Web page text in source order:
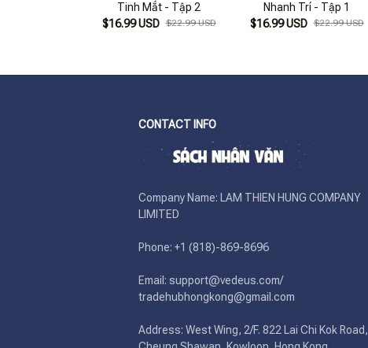
Tinh Mắt - Tập 2
$16.99 USD $22.99 USD
Nhanh Trí - Tập 1
$16.99 USD $22.99 USD
CONTACT INFO
Company Name: LAM THIEN HUNG COMPANY
LIMITED
Phone: +1 (818)-869-8696
Email: support@vedeus.com/
tradehubhongkong@gmail.com
Address: West Wing, 2/F. 822 Lai Chi Kok Road,